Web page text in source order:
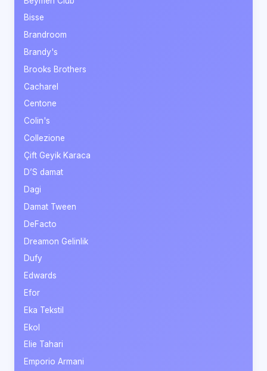
Bisse
Brandroom
Brandy's
Brooks Brothers
Cacharel
Centone
Colin's
Collezione
Çift Geyik Karaca
D’S damat
Dagi
Damat Tween
DeFacto
Dreamon Gelinlik
Dufy
Edwards
Efor
Eka Tekstil
Ekol
Elie Tahari
Emporio Armani